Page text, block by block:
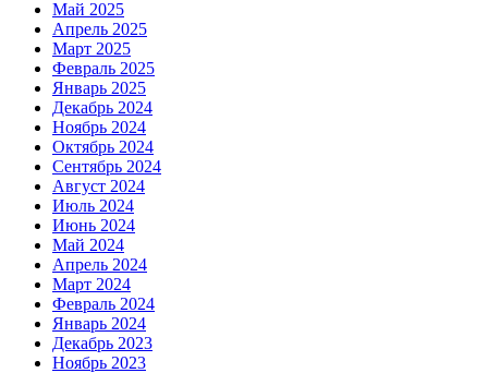
Май 2025
Апрель 2025
Март 2025
Февраль 2025
Январь 2025
Декабрь 2024
Ноябрь 2024
Октябрь 2024
Сентябрь 2024
Август 2024
Июль 2024
Июнь 2024
Май 2024
Апрель 2024
Март 2024
Февраль 2024
Январь 2024
Декабрь 2023
Ноябрь 2023